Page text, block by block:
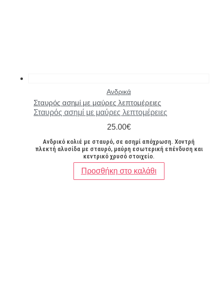
Ανδρικά
Σταυρός ασημί με μαύρες λεπτομέρειες
Σταυρός ασημί με μαύρες λεπτομέρειες
25.00€
Ανδρικό κολιέ με σταυρό, σε ασημί απόχρωση. Χοντρή
πλεκτή αλυσίδα με σταυρό, μαύρη εσωτερική επένδυση και
κεντρικό χρυσό στοιχείο.
Προσθήκη στο καλάθι